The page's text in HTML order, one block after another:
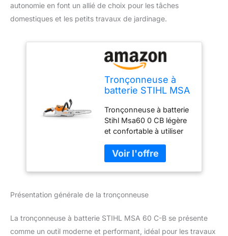
autonomie en font un allié de choix pour les tâches
domestiques et les petits travaux de jardinage.
Tronçonneuse à
batterie STIHL MSA
Tronçonneuse à batterie
Stihl Msa60 0 CB légère
et confortable à utiliser
occasionnel du jardin et
les travaux faciles
Marque: STIHL Type de
Présentation générale de la tronçonneuse
La tronçonneuse à batterie STIHL MSA 60 C-B se présente
comme un outil moderne et performant, idéal pour les travaux